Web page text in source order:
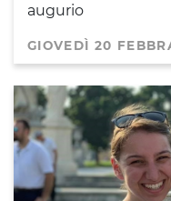
augurio
GIOVEDÌ 20